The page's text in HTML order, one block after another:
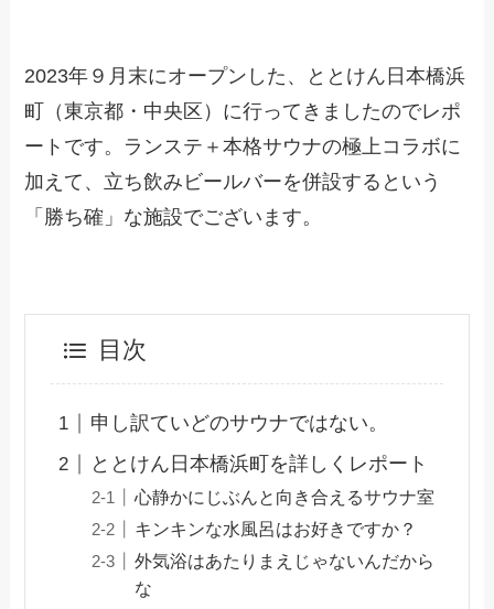
2023年９月末にオープンした、ととけん日本橋浜
町（東京都・中央区）に行ってきましたのでレポ
ートです。ランステ＋本格サウナの極上コラボに
加えて、立ち飲みビールバーを併設するという
「勝ち確」な施設でございます。
目次
申し訳ていどのサウナではない。
ととけん日本橋浜町を詳しくレポート
心静かにじぶんと向き合えるサウナ室
キンキンな水風呂はお好きですか？
外気浴はあたりまえじゃないんだから
な